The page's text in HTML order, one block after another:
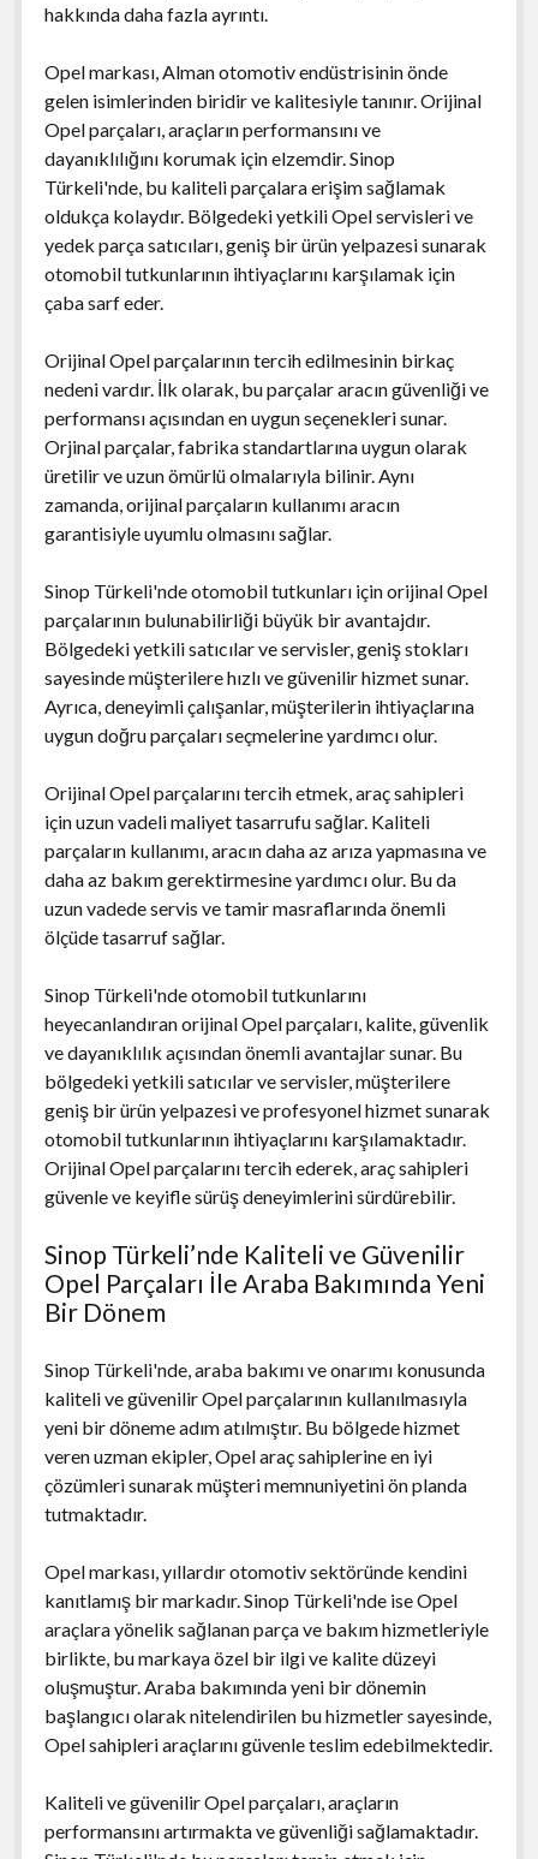
hakkında daha fazla ayrıntı.
Opel markası, Alman otomotiv endüstrisinin önde
gelen isimlerinden biridir ve kalitesiyle tanınır. Orijinal
Opel parçaları, araçların performansını ve
dayanıklılığını korumak için elzemdir. Sinop
Türkeli'nde, bu kaliteli parçalara erişim sağlamak
oldukça kolaydır. Bölgedeki yetkili Opel servisleri ve
yedek parça satıcıları, geniş bir ürün yelpazesi sunarak
otomobil tutkunlarının ihtiyaçlarını karşılamak için
çaba sarf eder.
Orijinal Opel parçalarının tercih edilmesinin birkaç
nedeni vardır. İlk olarak, bu parçalar aracın güvenliği ve
performansı açısından en uygun seçenekleri sunar.
Orjinal parçalar, fabrika standartlarına uygun olarak
üretilir ve uzun ömürlü olmalarıyla bilinir. Aynı
zamanda, orijinal parçaların kullanımı aracın
garantisiyle uyumlu olmasını sağlar.
Sinop Türkeli'nde otomobil tutkunları için orijinal Opel
parçalarının bulunabilirliği büyük bir avantajdır.
Bölgedeki yetkili satıcılar ve servisler, geniş stokları
sayesinde müşterilere hızlı ve güvenilir hizmet sunar.
Ayrıca, deneyimli çalışanlar, müşterilerin ihtiyaçlarına
uygun doğru parçaları seçmelerine yardımcı olur.
Orijinal Opel parçalarını tercih etmek, araç sahipleri
için uzun vadeli maliyet tasarrufu sağlar. Kaliteli
parçaların kullanımı, aracın daha az arıza yapmasına ve
daha az bakım gerektirmesine yardımcı olur. Bu da
uzun vadede servis ve tamir masraflarında önemli
ölçüde tasarruf sağlar.
Sinop Türkeli'nde otomobil tutkunlarını
heyecanlandıran orijinal Opel parçaları, kalite, güvenlik
ve dayanıklılık açısından önemli avantajlar sunar. Bu
bölgedeki yetkili satıcılar ve servisler, müşterilere
geniş bir ürün yelpazesi ve profesyonel hizmet sunarak
otomobil tutkunlarının ihtiyaçlarını karşılamaktadır.
Orijinal Opel parçalarını tercih ederek, araç sahipleri
güvenle ve keyifle sürüş deneyimlerini sürdürebilir.
Sinop Türkeli’nde Kaliteli ve Güvenilir
Opel Parçaları İle Araba Bakımında Yeni
Bir Dönem
Sinop Türkeli'nde, araba bakımı ve onarımı konusunda
kaliteli ve güvenilir Opel parçalarının kullanılmasıyla
yeni bir döneme adım atılmıştır. Bu bölgede hizmet
veren uzman ekipler, Opel araç sahiplerine en iyi
çözümleri sunarak müşteri memnuniyetini ön planda
tutmaktadır.
Opel markası, yıllardır otomotiv sektöründe kendini
kanıtlamış bir markadır. Sinop Türkeli'nde ise Opel
araçlara yönelik sağlanan parça ve bakım hizmetleriyle
birlikte, bu markaya özel bir ilgi ve kalite düzeyi
oluşmuştur. Araba bakımında yeni bir dönemin
başlangıcı olarak nitelendirilen bu hizmetler sayesinde,
Opel sahipleri araçlarını güvenle teslim edebilmektedir.
Kaliteli ve güvenilir Opel parçaları, araçların
performansını artırmakta ve güvenliği sağlamaktadır.